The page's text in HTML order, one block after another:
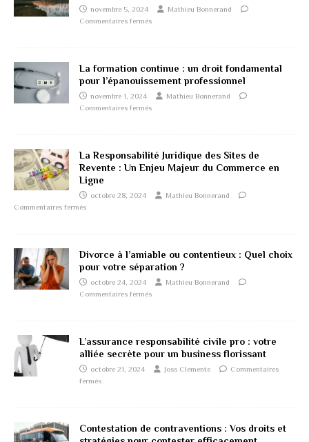
novembre 5, 2024
Mathieu Bonnerand
Commentaires fermés
La formation continue : un droit fondamental
pour l’épanouissement professionnel
novembre 1, 2024
Mathieu Bonnerand
Commentaires fermés
La Responsabilité Juridique des Sites de
Revente : Un Enjeu Majeur du Commerce en
Ligne
octobre 28, 2024
Mathieu Bonnerand
Commentaires fermés
Divorce à l’amiable ou contentieux : Quel choix
pour votre séparation ?
octobre 24, 2024
Mathieu Bonnerand
Commentaires fermés
L’assurance responsabilité civile pro : votre
alliée secrète pour un business florissant
octobre 21, 2024 Joss Clemente
Commentaires
fermés
Contestation de contraventions : Vos droits et